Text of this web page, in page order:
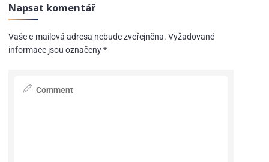
Napsat komentář
Vaše e-mailová adresa nebude zveřejněna. Vyžadované
informace jsou označeny*